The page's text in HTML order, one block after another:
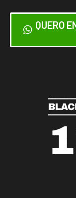
QUERO